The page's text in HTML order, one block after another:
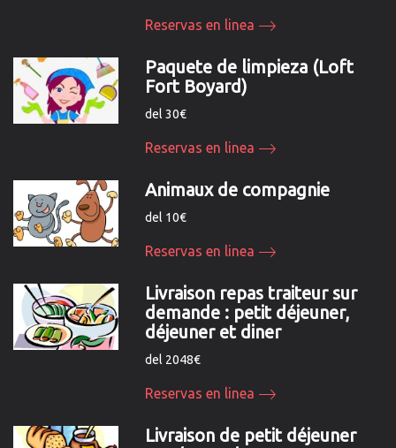
Reservas en linea
Paquete de limpieza (Loft
Fort Boyard)
del 30€
Reservas en linea
Animaux de compagnie
del 10€
Reservas en linea
Livraison repas traiteur sur
demande : petit déjeuner,
déjeuner et diner
del 2048€
Reservas en linea
Livraison de petit déjeuner